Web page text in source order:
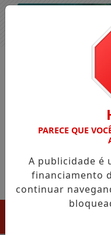
PARECE QUE
A publicidade é
financiamento
continuar